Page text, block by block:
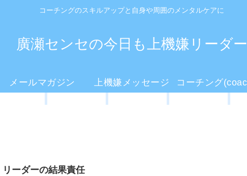
コーチングのスキルアップと自身や周囲のメンタルケアに
廣瀬センセの今日も上機嫌リーダー
メールマガジン 上機嫌メッセージ
リーダーの結果責任